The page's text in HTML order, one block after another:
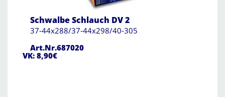
Schwalbe Schlauch DV 2
37-44x288/37-44x298/40-305
Art.Nr.687020
VK: 8,90€